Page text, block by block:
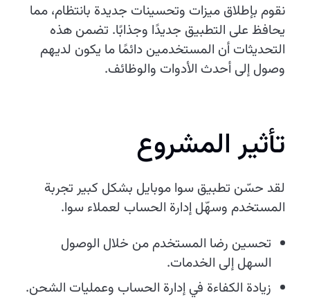
نقوم بإطلاق ميزات وتحسينات جديدة بانتظام، مما
يحافظ على التطبيق جديدًا وجذابًا. تضمن هذه
التحديثات أن المستخدمين دائمًا ما يكون لديهم
وصول إلى أحدث الأدوات والوظائف.
تأثير المشروع
لقد حسّن تطبيق سوا موبايل بشكل كبير تجربة
المستخدم وسهّل إدارة الحساب لعملاء سوا.
تحسين رضا المستخدم من خلال الوصول
السهل إلى الخدمات.
زيادة الكفاءة في إدارة الحساب وعمليات الشحن.